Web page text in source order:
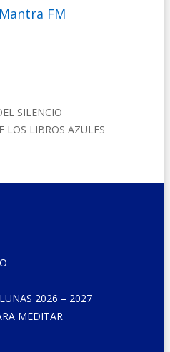
FM
SILENCIO
LOS LIBROS AZULES
2026 – 2027
MEDITAR